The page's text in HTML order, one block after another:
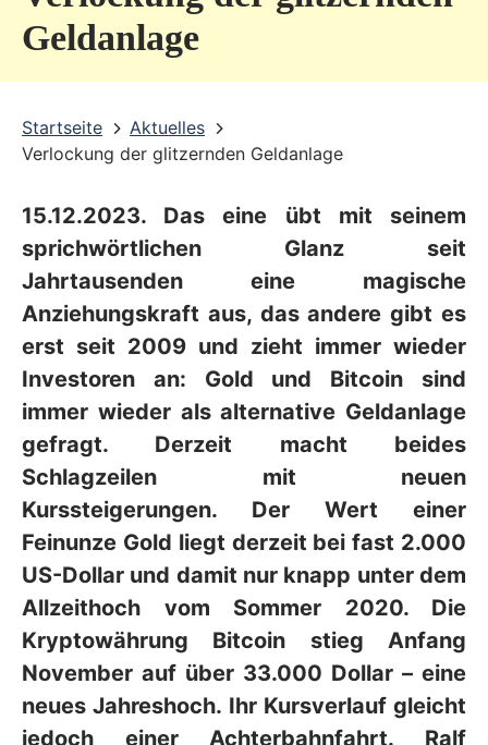
Geldanlage
Startseite
Aktuelles
Verlockung der glitzernden Geldanlage
15.12.2023. Das eine übt mit seinem
sprichwörtlichen Glanz seit
Jahrtausenden eine magische
Anziehungskraft aus, das andere gibt es
erst seit 2009 und zieht immer wieder
Investoren an: Gold und Bitcoin sind
immer wieder als alternative Geldanlage
gefragt. Derzeit macht beides
Schlagzeilen mit neuen
Kurssteigerungen. Der Wert einer
Feinunze Gold liegt derzeit bei fast 2.000
US-Dollar und damit nur knapp unter dem
Allzeithoch vom Sommer 2020. Die
Kryptowährung Bitcoin stieg Anfang
November auf über 33.000 Dollar – eine
neues Jahreshoch. Ihr Kursverlauf gleicht
jedoch einer Achterbahnfahrt. Ralf